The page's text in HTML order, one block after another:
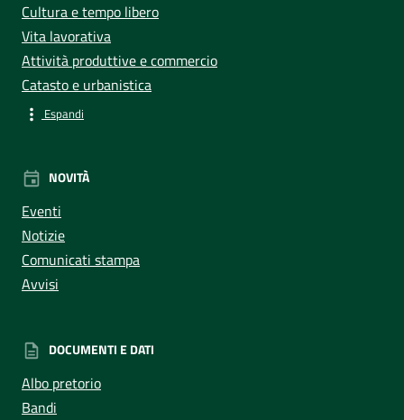
Cultura e tempo libero
Vita lavorativa
Attività produttive e commercio
Catasto e urbanistica
Espandi
NOVITÀ
Eventi
Notizie
Comunicati stampa
Avvisi
DOCUMENTI E DATI
Albo pretorio
Bandi